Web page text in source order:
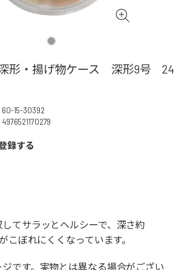
形・揚げ物ケース 深形9号 24
60-15-30392
4976521170279
録する
てサラッとヘルシーで、深さ約
こぼれにくくなっています。
です。実物とは異なる場合がござい